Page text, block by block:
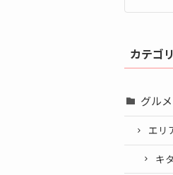
カテゴ
グル
エリ
キ